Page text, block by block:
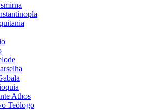
Athos
Teólogo